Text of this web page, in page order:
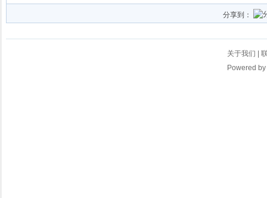
分享到：
关于我们
Powered by